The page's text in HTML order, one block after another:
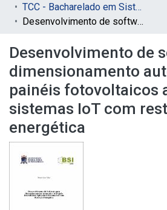
TCC - Bacharelado em Sistemas da Informação (Sede)
Desenvolvimento de software para dimensionamento automático de painéis fotovoltaicos aplicados a sistemas IoT com restrição energética
Desenvolvimento de
dimensionamento
painéis fotovoltaicos
sistemas IoT com
energética